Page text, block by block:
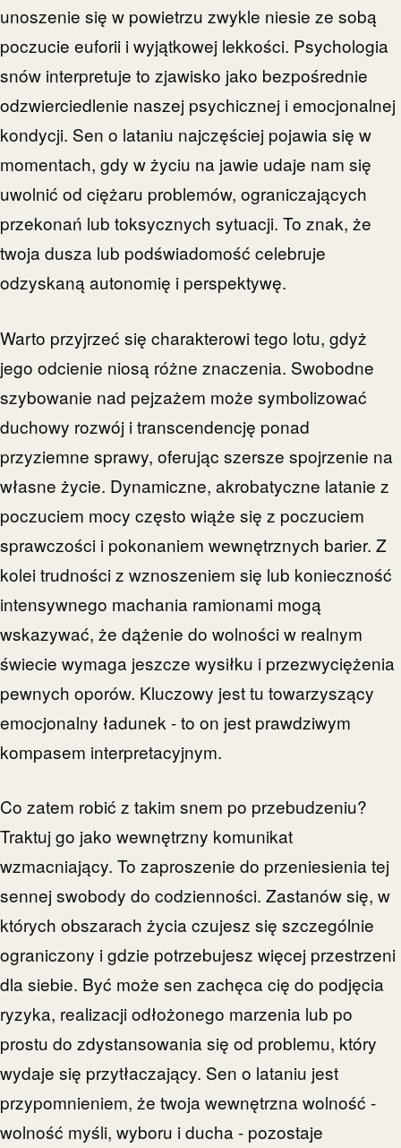
unoszenie się w powietrzu zwykle niesie ze sobą
poczucie euforii i wyjątkowej lekkości. Psychologia
snów interpretuje to zjawisko jako bezpośrednie
odzwierciedlenie naszej psychicznej i emocjonalnej
kondycji. Sen o lataniu najczęściej pojawia się w
momentach, gdy w życiu na jawie udaje nam się
uwolnić od ciężaru problemów, ograniczających
przekonań lub toksycznych sytuacji. To znak, że
twoja dusza lub podświadomość celebruje
odzyskaną autonomię i perspektywę.
Warto przyjrzeć się charakterowi tego lotu, gdyż
jego odcienie niosą różne znaczenia. Swobodne
szybowanie nad pejzażem może symbolizować
duchowy rozwój i transcendencję ponad
przyziemne sprawy, oferując szersze spojrzenie na
własne życie. Dynamiczne, akrobatyczne latanie z
poczuciem mocy często wiąże się z poczuciem
sprawczości i pokonaniem wewnętrznych barier. Z
kolei trudności z wznoszeniem się lub konieczność
intensywnego machania ramionami mogą
wskazywać, że dążenie do wolności w realnym
świecie wymaga jeszcze wysiłku i przezwyciężenia
pewnych oporów. Kluczowy jest tu towarzyszący
emocjonalny ładunek - to on jest prawdziwym
kompasem interpretacyjnym.
Co zatem robić z takim snem po przebudzeniu?
Traktuj go jako wewnętrzny komunikat
wzmacniający. To zaproszenie do przeniesienia tej
sennej swobody do codzienności. Zastanów się, w
których obszarach życia czujesz się szczególnie
ograniczony i gdzie potrzebujesz więcej przestrzeni
dla siebie. Być może sen zachęca cię do podjęcia
ryzyka, realizacji odłożonego marzenia lub po
prostu do zdystansowania się od problemu, który
wydaje się przytłaczający. Sen o lataniu jest
przypomnieniem, że twoja wewnętrzna wolność -
wolność myśli, wyboru i ducha - pozostaje